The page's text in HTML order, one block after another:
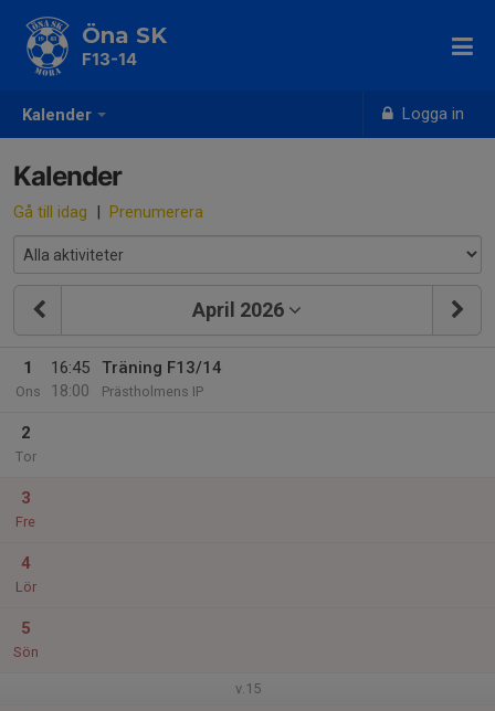
Kalender Logga in
Öna SK
F13-14
Kalender
Gå till idag | Prenumerera
April 2026
1
Ons
16:45
18:00
Träning F13/14
Prästholmens IP
2
Tor
3
Fre
4
Lör
5
Sön
v.15